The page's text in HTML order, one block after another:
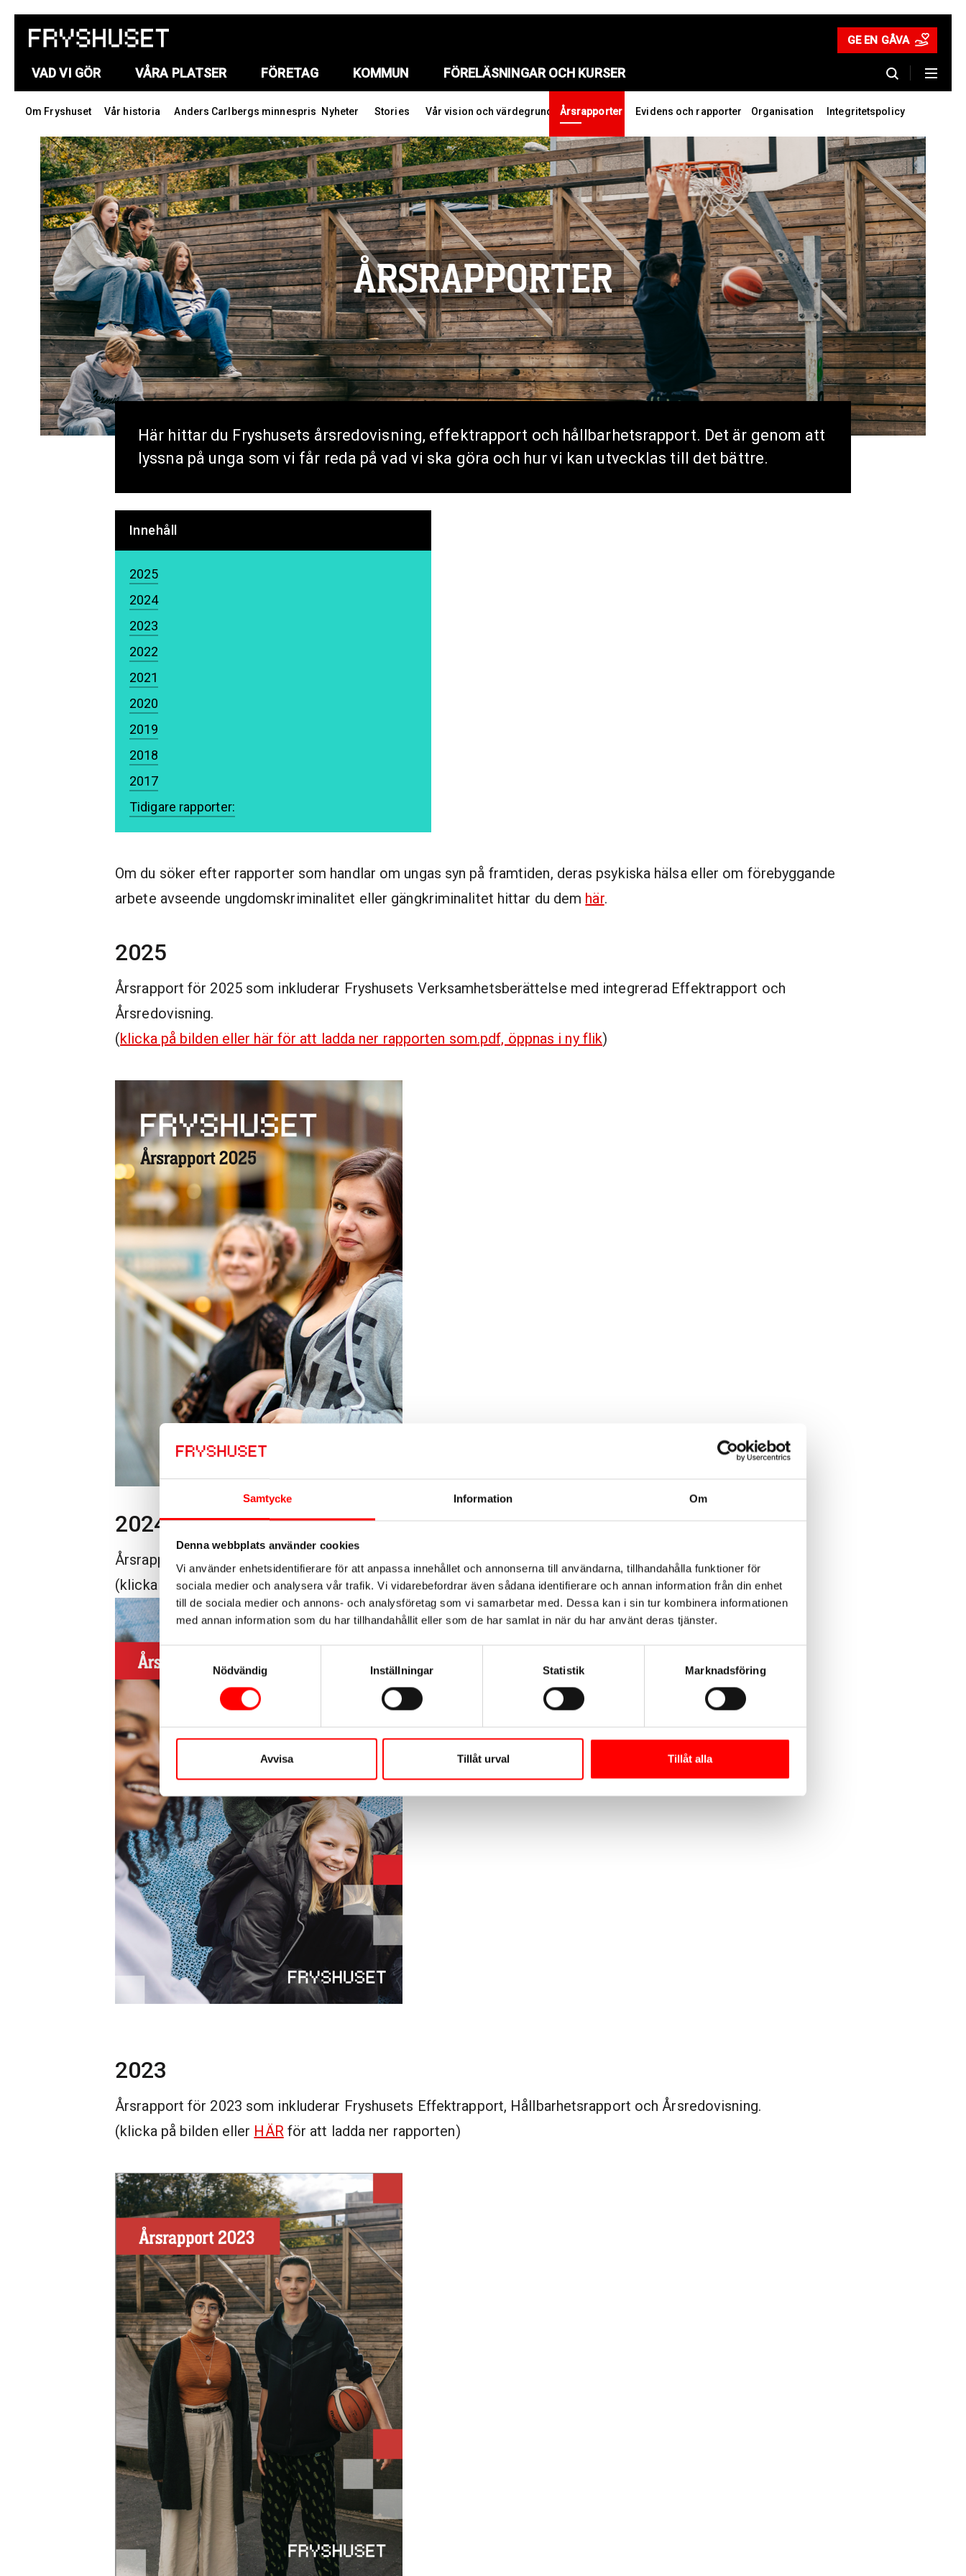
Samtycke Information Om
Denna webbplats använder cookies
Vi använder enhetsidentifierare för att anpassa innehållet och annonserna till användarna, tillhandahålla funktioner för
sociala medier och analysera vår trafik. Vi vidarebefordrar även sådana identifierare och annan information från din enhet
till de sociala medier och annons- och analysföretag som vi samarbetar med. Dessa kan i sin tur kombinera informationen
med annan information som du har tillhandahållit eller som de har samlat in när du har använt deras tjänster.
Nödvändig
Inställningar Statistik Marknadsföring
Avvisa Tillåt urval Tillåt alla
GE EN GÅVA
VAD VI GÖR VÅRA PLATSER FÖRETAG KOMMUN FÖRELÄSNINGAR OCH KURSER
Om Fryshuset Vår historia Anders Carlbergs minnespris Nyheter Stories Vår vision och värdegrund Årsrapporter Evidens och rapporter Organisation Integritetspolicy
ÅRSRAPPORTER
Här hittar du Fryshusets årsredovisning, effektrapport och hållbarhetsrapport. Det är genom att
lyssna på unga som vi får reda på vad vi ska göra och hur vi kan utvecklas till det bättre.
Innehåll
2025
2024
2023
2022
2021
2020
2019
2018
2017
Tidigare rapporter:
Om du söker efter rapporter som handlar om ungas syn på framtiden, deras psykiska hälsa eller om förebyggande
arbete avseende ungdomskriminalitet eller gängkriminalitet hittar du dem här.
2025
Årsrapport för 2025 som inkluderar Fryshusets Verksamhetsberättelse med integrerad Effektrapport och
Årsredovisning.
(klicka på bilden eller här för att ladda ner rapporten som.pdf, öppnas i ny flik)
2024
Årsrapport för 2024 som inkluderar Fryshusets Effektrapport, Hållbarhetsrapport och Årsredovisning.
(klicka på bilden ellerHÄRför att ladda ner rapporten)
2023
Årsrapport för 2023 som inkluderar Fryshusets Effektrapport, Hållbarhetsrapport och Årsredovisning.
(klicka på bilden eller HÄRför att ladda ner rapporten)